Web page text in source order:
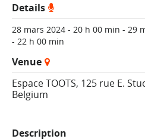
Details
28 mars 2024 - 20 h 00 min - 29
- 22 h 00 min
Venue
Espace TOOTS, 125 rue E.
Belgium
Description